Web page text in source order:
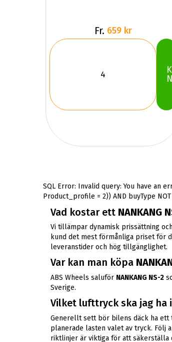
Fr. 659 kr
SQL Error: Invalid query: You have an
Product_profile = 2)) AND buyType
Vad kostar ett NANKANG
Vi tillämpar dynamisk prissättning
kund det mest förmånliga priset för
leveranstider och hög tillgänglighet.
Var kan man köpa
ABS Wheels saluför NANKANG NS-2
Sverige.
Vilket lufttryck ska jag ha
Generellt sett bör bilens däck ha ett
planerade lasten valet av tryck. Följ
riktlinjer är viktiga för att säkerställa